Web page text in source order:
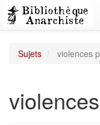
Sujets violences